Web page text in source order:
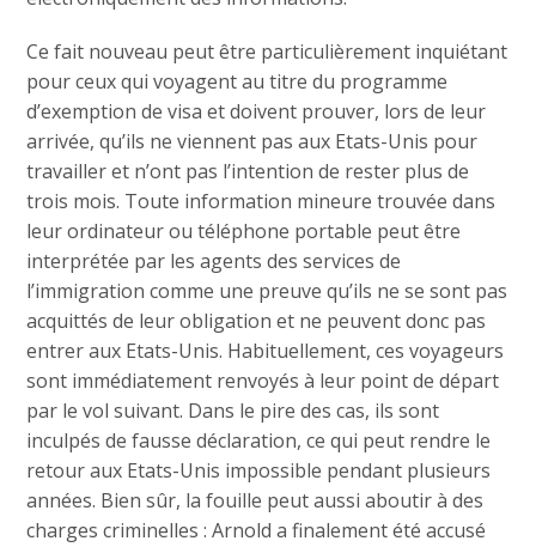
Ce fait nouveau peut être particulièrement inquiétant
pour ceux qui voyagent au titre du programme
d’exemption de visa et doivent prouver, lors de leur
arrivée, qu’ils ne viennent pas aux Etats-Unis pour
travailler et n’ont pas l’intention de rester plus de
trois mois. Toute information mineure trouvée dans
leur ordinateur ou téléphone portable peut être
interprétée par les agents des services de
l’immigration comme une preuve qu’ils ne se sont pas
acquittés de leur obligation et ne peuvent donc pas
entrer aux Etats-Unis. Habituellement, ces voyageurs
sont immédiatement renvoyés à leur point de départ
par le vol suivant. Dans le pire des cas, ils sont
inculpés de fausse déclaration, ce qui peut rendre le
retour aux Etats-Unis impossible pendant plusieurs
années. Bien sûr, la fouille peut aussi aboutir à des
charges criminelles : Arnold a finalement été accusé